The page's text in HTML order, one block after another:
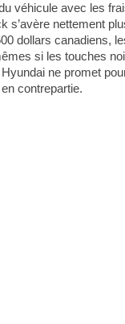
véhicule avec les
s’avère nettement
dollars canadiens,
si les touches
ne promet
contrepartie.